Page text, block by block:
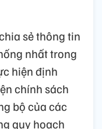
sẻ thông tin
nhất trong
hiện định
chính sách
bộ của các
quy hoạch